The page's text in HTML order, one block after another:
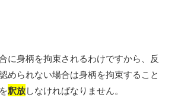
に身柄を拘束されるわけですから、反
められない場合は身柄を拘束すること
釈放しなければなりません。